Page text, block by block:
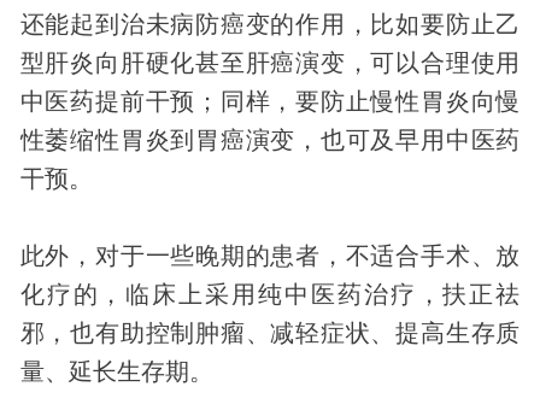
还能起到治未病防癌变的作用，比如要防止乙
型肝炎向肝硬化甚至肝癌演变，可以合理使用
中医药提前干预；同样，要防止慢性胃炎向慢
性萎缩性胃炎到胃癌演变，也可及早用中医药
干预。
此外，对于一些晚期的患者，不适合手术、放
化疗的，临床上采用纯中医药治疗，扶正祛
邪，也有助控制肿瘤、减轻症状、提高生存质
量、延长生存期。